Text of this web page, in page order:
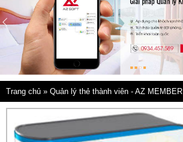
Trang chủ » Quản lý thẻ thành viên - AZ MEMBER